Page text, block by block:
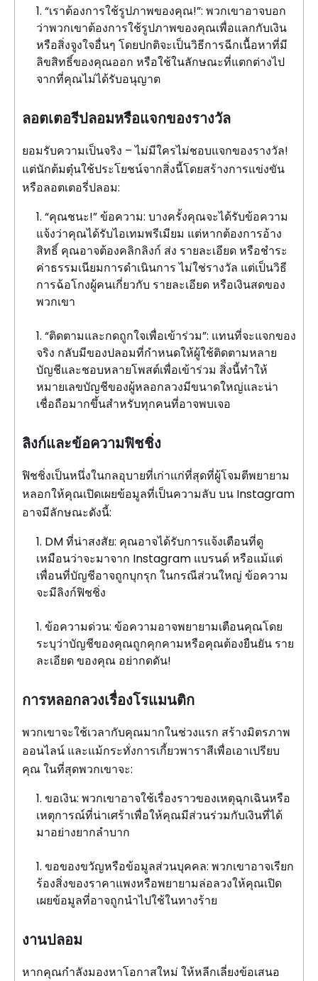
“เราต้องการใช้รูปภาพของคุณ!”: พวกเขาอาจบอก
ว่าพวกเขาต้องการใช้รูปภาพของคุณเพื่อแลกกับเงิน
หรือสิ่งจูงใจอื่นๆ โดยปกติจะเป็นวิธีการฉีกเนื้อหาที่มี
ลิขสิทธิ์ของคุณออก หรือใช้ในลักษณะที่แตกต่างไป
จากที่คุณไม่ได้รับอนุญาต
ลอตเตอรีปลอมหรือแจกของรางวัล
ยอมรับความเป็นจริง – ไม่มีใครไม่ชอบแจกของรางวัล!
แต่นักต้มตุ๋นใช้ประโยชน์จากสิ่งนี้โดยสร้างการแข่งขัน
หรือลอตเตอรี่ปลอม:
“คุณชนะ!” ข้อความ: บางครั้งคุณจะได้รับข้อความ
แจ้งว่าคุณได้รับไอเทมพรีเมียม แต่หากต้องการอ้าง
สิทธิ์ คุณอาจต้องคลิกลิงก์ ส่ง รายละเอียด หรือชำระ
ค่าธรรมเนียมการดำเนินการ ไม่ใช่รางวัล แต่เป็นวิธี
การฉ้อโกงผู้คนเกี่ยวกับ รายละเอียด หรือเงินสดของ
พวกเขา
“ติดตามและกดถูกใจเพื่อเข้าร่วม”: แทนที่จะแจกของ
จริง กลับมีของปลอมที่กำหนดให้ผู้ใช้ติดตามหลาย
บัญชีและชอบหลายโพสต์เพื่อเข้าร่วม สิ่งนี้ทำให้
หมายเลขบัญชีของผู้หลอกลวงมีขนาดใหญ่และน่า
เชื่อถือมากขึ้นสำหรับทุกคนที่อาจพบเจอ
ลิงก์และข้อความฟิชชิ่ง
ฟิชชิ่งเป็นหนึ่งในกลอุบายที่เก่าแก่ที่สุดที่ผู้โจมตีพยายาม
หลอกให้คุณเปิดเผยข้อมูลที่เป็นความลับ บน Instagram
อาจมีลักษณะดังนี้:
DM ที่น่าสงสัย: คุณอาจได้รับการแจ้งเตือนที่ดู
เหมือนว่าจะมาจาก Instagram แบรนด์ หรือแม้แต่
เพื่อนที่บัญชีอาจถูกบุกรุก ในกรณีส่วนใหญ่ ข้อความ
จะมีลิงก์ฟิชชิ่ง
ข้อความด่วน: ข้อความอาจพยายามเตือนคุณโดย
ระบุว่าบัญชีของคุณถูกคุกคามหรือคุณต้องยืนยัน ราย
ละเอียด ของคุณ อย่ากดดัน!
การหลอกลวงเรื่องโรแมนติก
พวกเขาจะใช้เวลากับคุณมากในช่วงแรก สร้างมิตรภาพ
ออนไลน์ และแม้กระทั่งการเกี้ยวพาราสีเพื่อเอาเปรียบ
คุณ ในที่สุดพวกเขาจะ:
ขอเงิน: พวกเขาอาจใช้เรื่องราวของเหตุฉุกเฉินหรือ
เหตุการณ์ที่น่าเศร้าเพื่อให้คุณมีส่วนร่วมกับเงินที่ได้
มาอย่างยากลำบาก
ขอของขวัญหรือข้อมูลส่วนบุคคล: พวกเขาอาจเรียก
ร้องสิ่งของราคาแพงหรือพยายามล่อลวงให้คุณเปิด
เผยข้อมูลที่อาจถูกนำไปใช้ในทางร้าย
งานปลอม
หากคุณกำลังมองหาโอกาสใหม่ ให้หลีกเลี่ยงข้อเสนอ